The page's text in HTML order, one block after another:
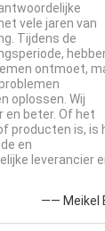
vele jaren van
Tijdens de
ontmoet,
oplossen. Wij
en beter. Of het
producten is, is
en
leverancier
—— Meikel